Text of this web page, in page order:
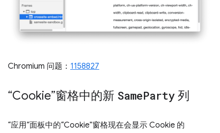
Chromium 问题： 1158827
“Cookie”窗格中的新 SameParty 列
“应用”面板中的“Cookie”窗格现在会显示 Cookie 的